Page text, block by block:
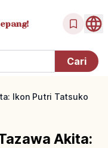
Ikon Putri Tatsuko
Akita: